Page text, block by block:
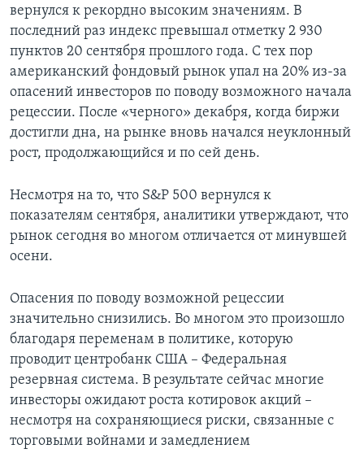
вернулся к рекордно высоким значениям. В
последний раз индекс превышал отметку 2 930
пунктов 20 сентября прошлого года. С тех пор
американский фондовый рынок упал на 20% из-за
опасений инвесторов по поводу возможного начала
рецессии. После «черного» декабря, когда биржи
достигли дна, на рынке вновь начался неуклонный
рост, продолжающийся и по сей день.
Несмотря на то, что S&P 500 вернулся к
показателям сентября, аналитики утверждают, что
рынок сегодня во многом отличается от минувшей
осени.
Опасения по поводу возможной рецессии
значительно снизились. Во многом это произошло
благодаря переменам в политике, которую
проводит центробанк США – Федеральная
резервная система. В результате сейчас многие
инвесторы ожидают роста котировок акций –
несмотря на сохраняющиеся риски, связанные с
торговыми войнами и замедлением